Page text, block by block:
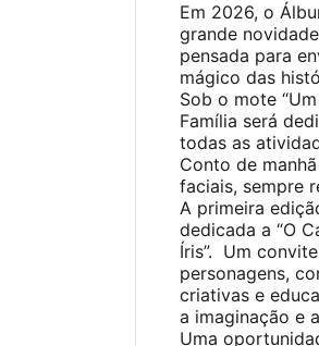
Em 2026, o
grande
pensada para
mágico das
Sob o mote
Família será
todas as
Conto de
faciais, sempre
A primeira
dedicada a “O
Íris”. Um
personagens,
criativas e
a imaginação e
Uma